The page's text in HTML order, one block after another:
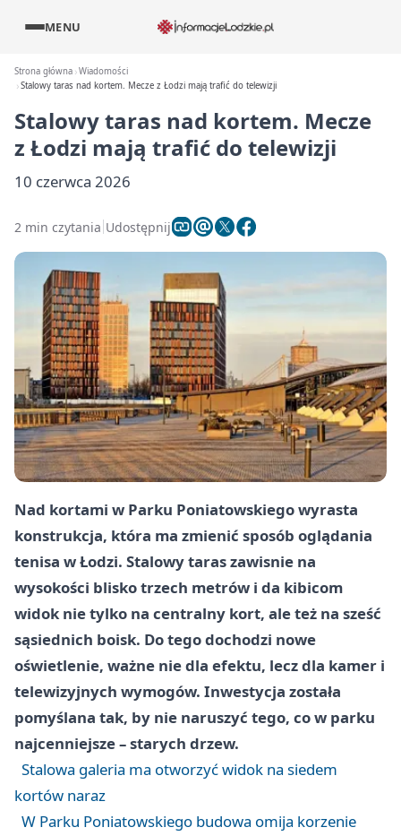
MENU
Strona główna Wiadomości
Stalowy taras nad kortem. Mecze z Łodzi mają trafić do telewizji
Stalowy taras nad kortem. Mecze
z Łodzi mają trafić do telewizji
10 czerwca 2026
2 min czytania Udostępnij
Nad kortami w Parku Poniatowskiego wyrasta
konstrukcja, która ma zmienić sposób oglądania
tenisa w Łodzi. Stalowy taras zawisnie na
wysokości blisko trzech metrów i da kibicom
widok nie tylko na centralny kort, ale też na sześć
sąsiednich boisk. Do tego dochodzi nowe
oświetlenie, ważne nie dla efektu, lecz dla kamer i
telewizyjnych wymogów. Inwestycja została
pomyślana tak, by nie naruszyć tego, co w parku
najcenniejsze – starych drzew.
Stalowa galeria ma otworzyć widok na siedem
kortów naraz
W Parku Poniatowskiego budowa omija korzenie